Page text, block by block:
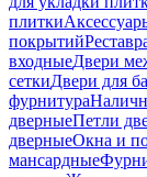
плитки
покрытий
входныеДвери
сеткиДвери для
фурнитура
дверныеПетли
дверныеОкна и
мансардные